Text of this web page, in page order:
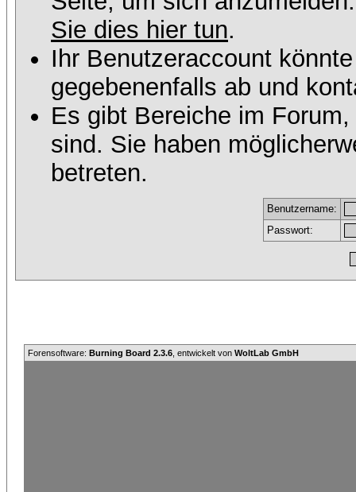
Sie dies hier tun.
Ihr Benutzeraccount
gegebenenfalls ab und
Es gibt Bereiche im
sind. Sie haben
betreten.
Benutzername:
Passwort:
Forensoftware: Burning Board 2.3.6 , entwickelt von WoltLab GmbH